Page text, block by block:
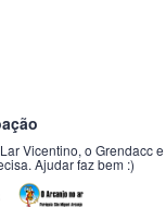
Vicentino, o Grendacc e
Ajudar faz bem :)